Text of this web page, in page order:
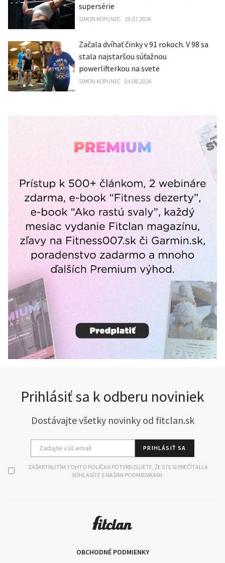
supersérie
SIMON KOPUNEC 19.07.2026
Začala dvíhať činky v 91 rokoch. V 98 sa
stala najstaršou súťažnou
powerlifterkou na svete
SIMON KOPUNEC 04.08.2026
Prihlásiť sa k odberu noviniek
Dostávajte všetky novinky od fitclan.sk
PRIHLÁSIŤ SA
ZAŠKRTNUTÍM TOHTO POLÍČKA POTVRDZUJETE, ŽE STE SI PREČÍTALI A
SÚHLASÍTE S NAŠIMI PODMIENKAMI.
OBCHODNÉ PODMIENKY